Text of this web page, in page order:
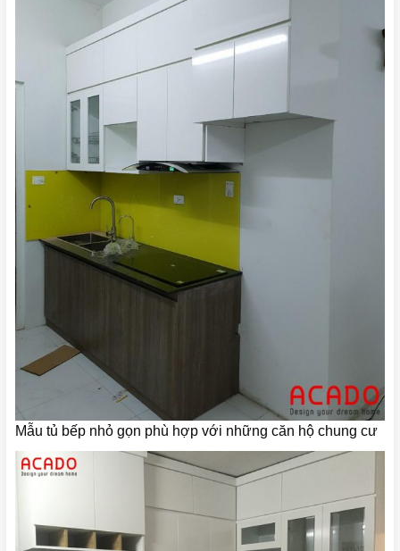
Mẫu tủ bếp nhỏ gọn phù hợp với những căn hộ chung cư